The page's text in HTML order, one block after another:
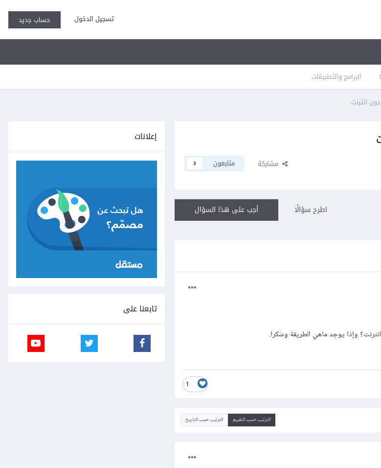
تسجيل الدخول حساب جديد
البرامج والتطبيقات
انترنت
مشاركة متابعون 3
أجب على هذا السؤال اطرح سؤالًا
وإذا يوجد ماهي الطريقة وشكرا.
1
الترتيب حسب التقييم الترتيب حسب التاريخ
إعلانات
تابعنا على